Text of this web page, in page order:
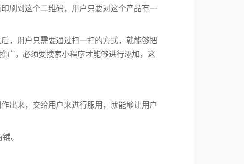
刷到这个二维码，用户只要对这个产品有一
，用户只需要通过扫一扫的方式，就能够把
广，必须要搜索小程序才能够进行添加，这
出来，交给用户来进行服用，就能够让用户
。